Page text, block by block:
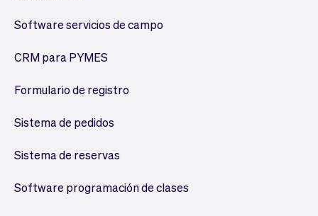
Software servicios de campo
CRM para PYMES
Formulario de registro
Sistema de pedidos
Sistema de reservas
Software programación de clases